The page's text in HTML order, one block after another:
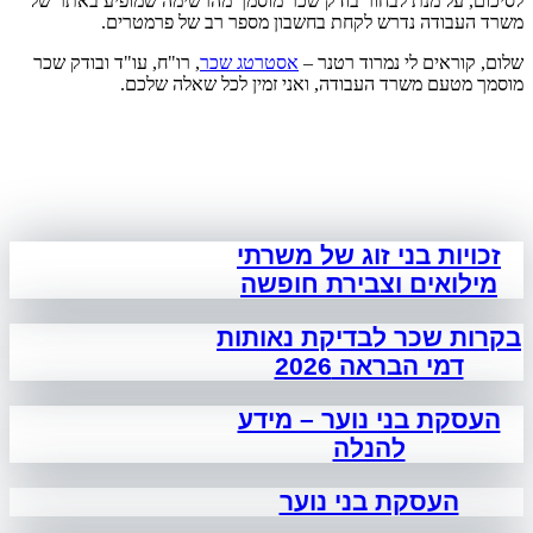
משרד העבודה נדרש לקחת בחשבון מספר רב של פרמטרים.
שלום, קוראים לי נמרוד רטנר – אסטרטג שכר, רו"ח, עו"ד ובודק שכר
מוסמך מטעם משרד העבודה, ואני זמין לכל שאלה שלכם.
זכויות בני זוג של משרתי
מילואים וצבירת חופשה
בקרות שכר לבדיקת נאותות
דמי הבראה 2026
העסקת בני נוער – מידע
להנלה
העסקת בני נוער